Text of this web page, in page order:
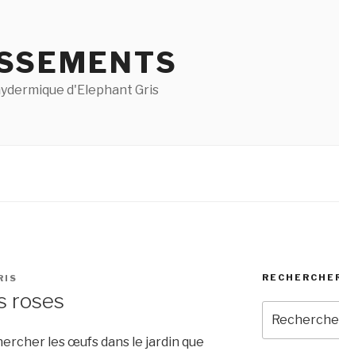
d'Elephant Gris
roses
les œufs dans le jardin que
pour
: